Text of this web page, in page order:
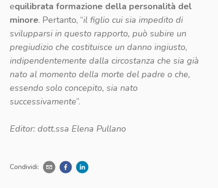
equilibrata formazione della personalità del
minore. Pertanto, “il figlio cui sia impedito di
svilupparsi in questo rapporto, può subire un
pregiudizio che costituisce un danno ingiusto,
indipendentemente dalla circostanza che sia già
nato al momento della morte del padre o che,
essendo solo concepito, sia nato
successivamente”.
Editor: dott.ssa Elena Pullano
Condividi: